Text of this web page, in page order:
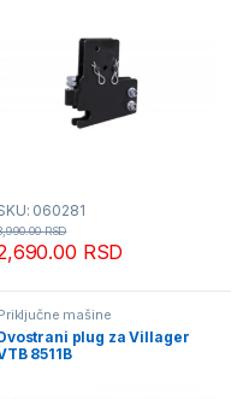
060281
RSD
RSD
mašine
plug za Villager
8511B